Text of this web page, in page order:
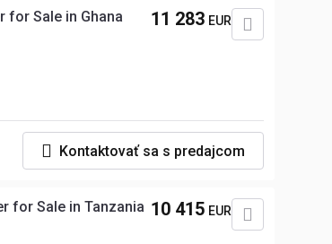
for Sale in Ghana 11 283 EUR
Kontaktovať sa s predajcom
for Sale in Tanzania 10 415 EUR